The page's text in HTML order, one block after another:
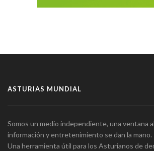
ASTURIAS MUNDIAL
Somos un medio independiente, una ventana
información y entretenimiento se dan la mano.
Una herramienta útil para los Asturianos de